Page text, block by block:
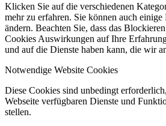
Klicken Sie auf die verschiedenen
mehr zu erfahren. Sie können auch
ändern. Beachten Sie, dass das
Cookies Auswirkungen auf Ihre
und auf die Dienste haben kann, die wir
Notwendige Website Cookies
Diese Cookies sind unbedingt
Webseite verfügbaren Dienste und
stellen.